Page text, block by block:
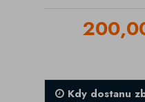
Kdy dostanu